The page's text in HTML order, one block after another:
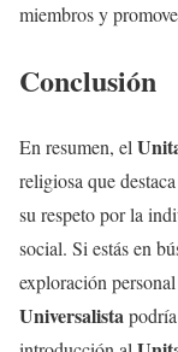
miembros y
Conclusión
En resumen, el
religiosa que
su respeto por la
social. Si estás en
exploración
Universalista